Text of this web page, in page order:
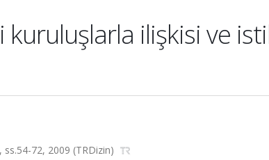
ilişkisi ve
ss.54-72, 2009 (TRDizin)